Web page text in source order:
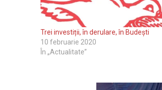
Trei investiții, în derulare, în Budești
10 februarie 2020
În „Actualitate”